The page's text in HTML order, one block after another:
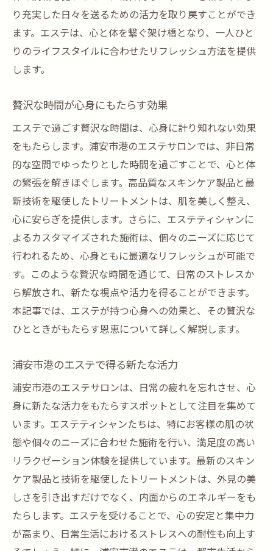
り充実した日々を送るための活力を取り戻すことができ
ます。エステは、心と体を繋ぐ架け橋となり、一人ひと
りのライフスタイルに合わせたリフレッシュ方法を提供
します。
贅沢な時間が心身にもたらす効果
エステで過ごす贅沢な時間は、心身に計り知れない効果
をもたらします。浦安市港のエステサロンでは、非日常
的な空間でゆったりとした時間を過ごすことで、心と体
の緊張を解きほぐします。高品質なスキンケア製品と最
新技術を駆使したトリートメントは、肌を美しく整え、
心に安らぎを提供します。さらに、エステティシャンに
よるカスタマイズされた施術は、個々のニーズに応じて
行われるため、心身ともに最適なリフレッシュが可能で
す。このような贅沢な時間を通じて、日常のストレスか
ら解放され、新たな視点や活力を得ることができます。
本記事では、エステが持つ心身への効果と、その贅沢な
ひとときがもたらす恩恵について詳しく解説します。
浦安市港のエステで得る新たな活力
浦安市港のエステサロンは、日常の疲れを忘れさせ、心
身に新たな活力をもたらすスポットとして注目を集めて
います。エステティシャンたちは、特にお客様の肌の状
態や個々のニーズに合わせた施術を行い、満足度の高い
リラクゼーション体験を提供しています。最新のスキン
ケア製品と技術を駆使したトリートメントは、外見の美
しさを引き出すだけでなく、内面からのエネルギーをも
たらします。エステを受けることで、心の安定と集中力
が高まり、日常生活におけるストレスへの耐性も向上す